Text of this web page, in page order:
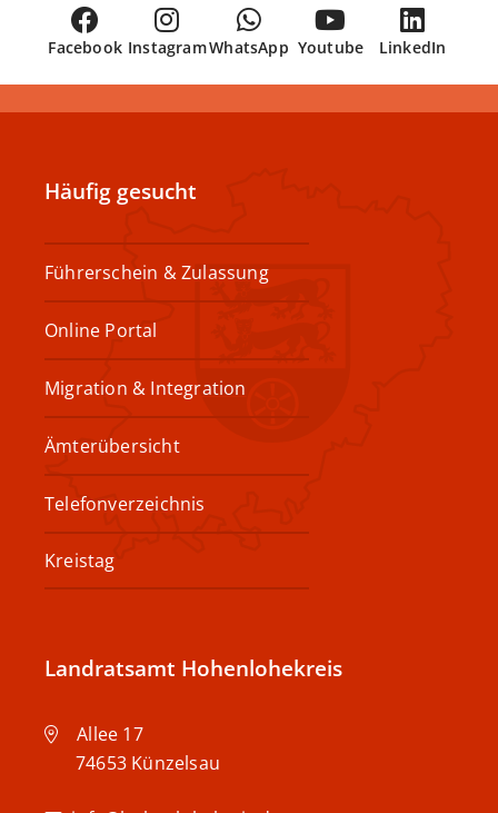
Facebook InstagramWhatsApp Youtube LinkedIn
Häufig gesucht
Führerschein & Zulassung
Online Portal
Migration & Integration
Ämterübersicht
Telefonverzeichnis
Kreistag
Landratsamt Hohenlohekreis
Allee 17
74653 Künzelsau